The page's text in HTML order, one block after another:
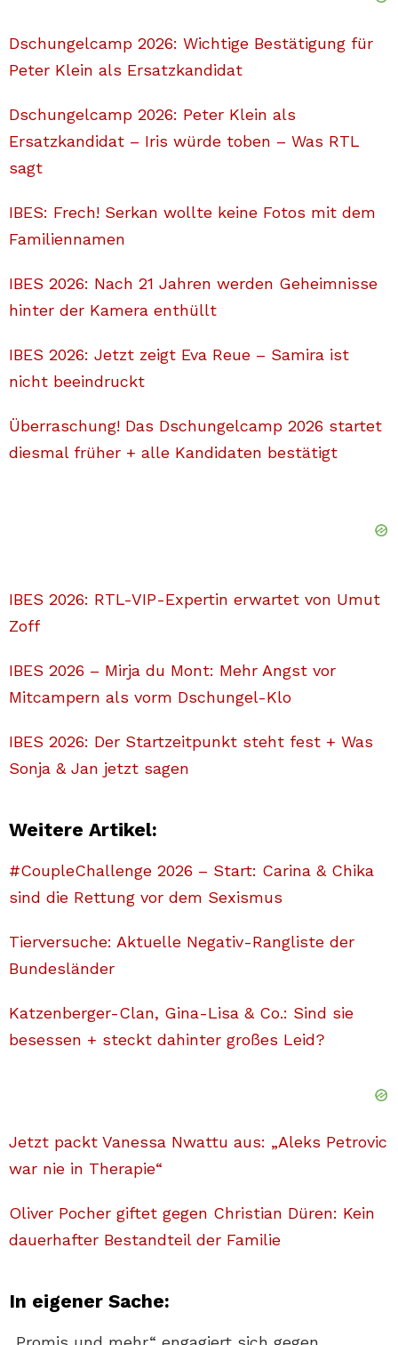
Dschungelcamp 2026: Wichtige Bestätigung für
Peter Klein als Ersatzkandidat
Dschungelcamp 2026: Peter Klein als
Ersatzkandidat – Iris würde toben – Was RTL
sagt
IBES: Frech! Serkan wollte keine Fotos mit dem
Familiennamen
IBES 2026: Nach 21 Jahren werden Geheimnisse
hinter der Kamera enthüllt
IBES 2026: Jetzt zeigt Eva Reue – Samira ist
nicht beeindruckt
Überraschung! Das Dschungelcamp 2026 startet
diesmal früher + alle Kandidaten bestätigt
IBES 2026: RTL-VIP-Expertin erwartet von Umut
Zoff
IBES 2026 – Mirja du Mont: Mehr Angst vor
Mitcampern als vorm Dschungel-Klo
IBES 2026: Der Startzeitpunkt steht fest + Was
Sonja & Jan jetzt sagen
Weitere Artikel:
#CoupleChallenge 2026 – Start: Carina & Chika
sind die Rettung vor dem Sexismus
Tierversuche: Aktuelle Negativ-Rangliste der
Bundesländer
Katzenberger-Clan, Gina-Lisa & Co.: Sind sie
besessen + steckt dahinter großes Leid?
Jetzt packt Vanessa Nwattu aus: „Aleks Petrovic
war nie in Therapie“
Oliver Pocher giftet gegen Christian Düren: Kein
dauerhafter Bestandteil der Familie
In eigener Sache: